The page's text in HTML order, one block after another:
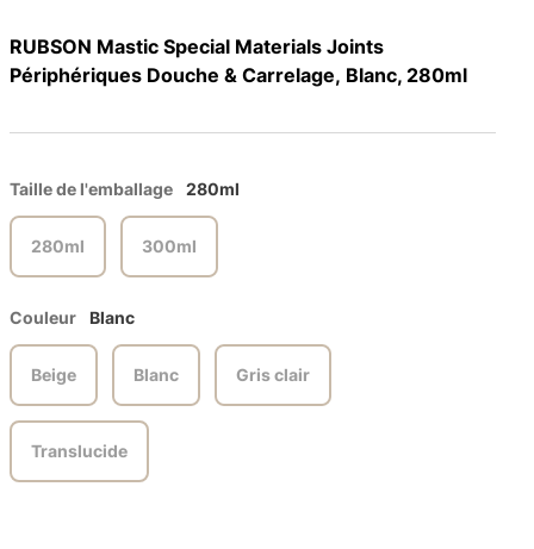
RUBSON Mastic Special Materials Joints
Périphériques Douche & Carrelage, Blanc, 280ml
Taille de l'emballage 280ml
280ml 300ml
Couleur Blanc
Beige Blanc Gris clair
Translucide